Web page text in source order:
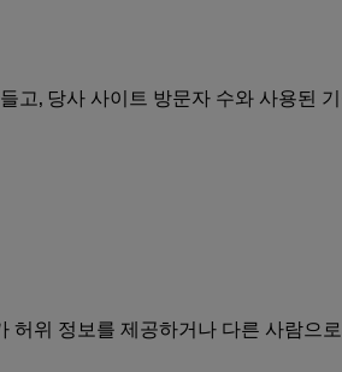
, 당사 사이트 방문자 수와 사용된
위 정보를 제공하거나 다른 사람으